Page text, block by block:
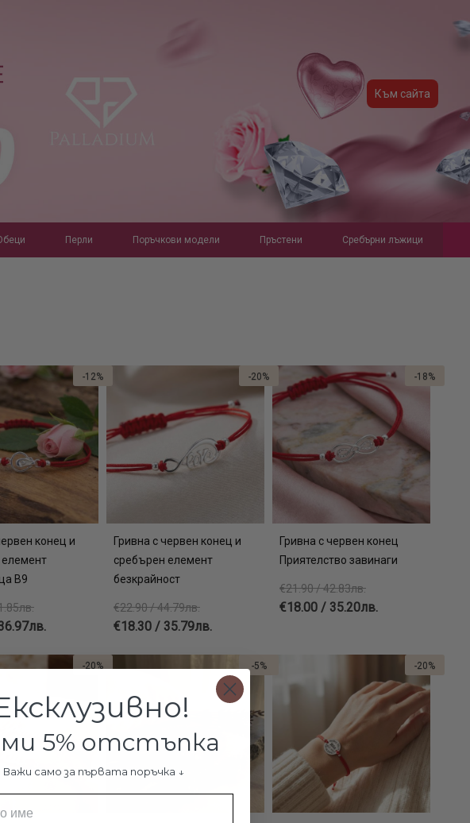
Към сайта
Перли Поръчкови модели Пръстени Сребърни лъжици
конец и
В9
-12%
Гривна с червен конец и
сребърен елемент
безкрайност
€22.90 / 44.79лв.
€18.30 / 35.79лв.
-20%
Гривна с червен конец
Приятелство завинаги
€21.90 / 42.83лв.
€18.00 / 35.20лв.
-18%
-20% -5% -20%
5% отстъпка
Важи само за първата поръчка ↓